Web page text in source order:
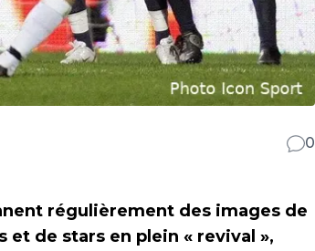
0
régulièrement des images de
et de stars en plein « revival »,